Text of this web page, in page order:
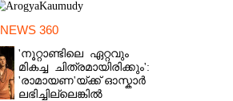
NEWS 360
'നൂറ്റാണ്ടിലെ ഏറ്റവും
മികച്ച ചിത്രമായിരിക്കും':
'രാമായണ'യ്ക്ക് ഓസ്കാ‌ർ
ലഭിച്ചില്ലെങ്കിൽ